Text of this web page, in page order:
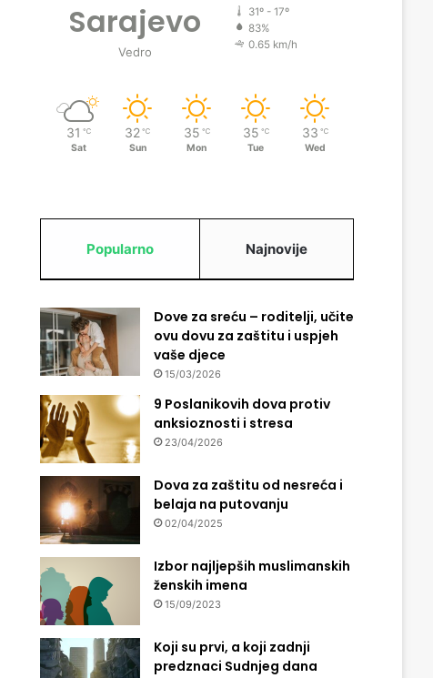
Sarajevo
Vedro
31º - 17º
83%
0.65 km/h
31 ℃
Sat
32 ℃
Sun
35 ℃
Mon
35 ℃
Tue
33 ℃
Wed
Popularno Najnovije
Dove za sreću – roditelji, učite
ovu dovu za zaštitu i uspjeh
vaše djece
15/03/2026
9 Poslanikovih dova protiv
anksioznosti i stresa
23/04/2026
Dova za zaštitu od nesreća i
belaja na putovanju
02/04/2025
Izbor najljepših muslimanskih
ženskih imena
15/09/2023
Koji su prvi, a koji zadnji
predznaci Sudnjeg dana